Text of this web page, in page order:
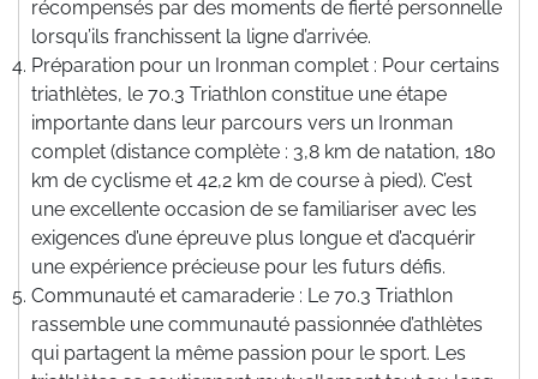
récompensés par des moments de fierté personnelle
lorsqu’ils franchissent la ligne d’arrivée.
Préparation pour un Ironman complet : Pour certains
triathlètes, le 70.3 Triathlon constitue une étape
importante dans leur parcours vers un Ironman
complet (distance complète : 3,8 km de natation, 180
km de cyclisme et 42,2 km de course à pied). C’est
une excellente occasion de se familiariser avec les
exigences d’une épreuve plus longue et d’acquérir
une expérience précieuse pour les futurs défis.
Communauté et camaraderie : Le 70.3 Triathlon
rassemble une communauté passionnée d’athlètes
qui partagent la même passion pour le sport. Les